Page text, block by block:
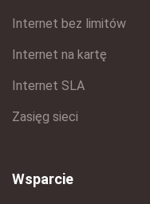
Internet bez limitów
Internet na kartę
Internet SLA
Zasięg sieci
Wsparcie